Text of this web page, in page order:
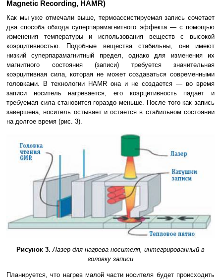
Magnetic Recording, HAMR)
Как мы уже отмечали выше, термоассистируемая запись сочетает
два способа обхода суперпарамагнитного эффекта — с помощью
изменения температуры и использования веществ с высокой
коэрцитивностью. Подобные вещества стабильны, они имеют
низкий суперпарамагнитный предел, однако для изменения их
магнитного состояния (записи) требуется значительная
коэрцитивная сила, которая не может создаваться современными
головками. В технологии HAMR она и не создается — во время
записи носитель нагревается, его коэрцитивность падает и
требуемая сила становится гораздо меньше. После того как запись
завершена, носитель остывает и остается в стабильном состоянии
на долгое время (рис. 3).
Рисунок 3. Лазер для нагрева носителя, интегрированный в
головку записи
Планируется, что нагрев малой части носителя будет происходить